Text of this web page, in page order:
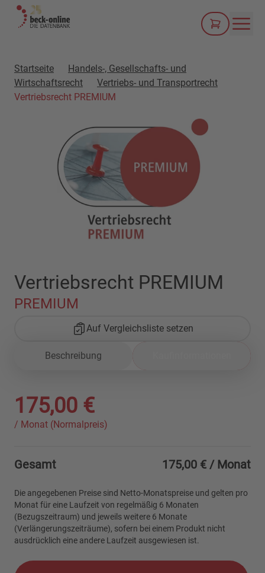
Startseite
Handels-, Gesellschafts- und
Wirtschaftsrecht
Vertriebs- und Transportrecht
Vertriebsrecht PREMIUM
Vertriebsrecht PREMIUM
PREMIUM
Auf Vergleichsliste setzen
Beschreibung
175,00 €
/ Monat (Normalpreis)
Gesamt 175,00 € / Monat
Die angegebenen Preise sind Netto-Monatspreise und gelten pro
Monat für eine Laufzeit von regelmäßig 6 Monaten
(Bezugszeitraum) und jeweils weitere 6 Monate
(Verlängerungszeiträume), sofern bei einem Produkt nicht
ausdrücklich eine andere Laufzeit ausgewiesen ist.